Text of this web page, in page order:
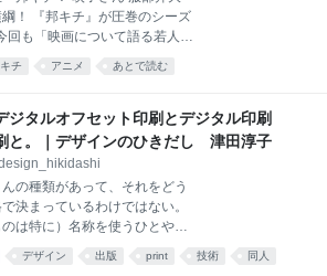
どこにも存在しない。この
叫びのほとんどは、皮肉や嘲
だ。フレームレートが不安定
イル画面が挟まるような、
！ 『邦キチ』が圧巻のシーズ
回も「映画について語る若人の
邦画中毒女子高生・邦キチ
な部長・洋一を相手に絶妙な
！！ その視点、その愛情、そ
てシーズン15を凌駕ッ！！ 銀
画、…今回もがっぷり四つで
語る若人の部への映画相談
る」からご応募ください。質
とタイトルを付けて、ペンネ
ださい。（例：【映画相談】
漫画で紹介する際は、質問内
チ アニメ あとで読む
ジタルオフセット印刷とデジタル印刷
と。｜デザインのひきだし 津田淳子
の種類があって、それをどう
決まっているわけではない。
は特に）名称を使うひとや会
もする。それが混乱のもとに
なりに整理をしてみたいと思
デザイン 出版 print 技術 同人